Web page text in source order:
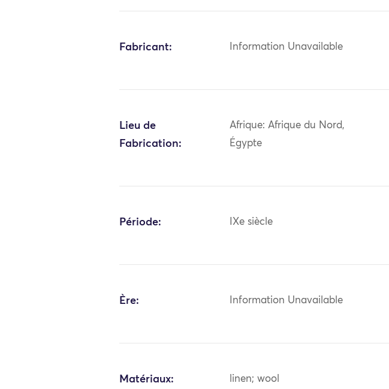
Fabricant: Information Unavailable
Lieu de
Fabrication:
Afrique: Afrique du Nord,
Égypte
Période: IXe siècle
Ère: Information Unavailable
Matériaux: linen; wool